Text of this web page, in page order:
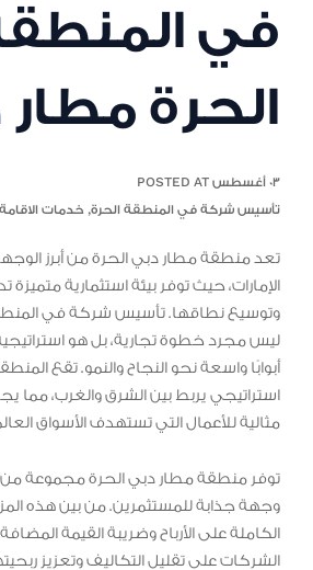
في
الحرة
٠٣ أغسطس POSTED AT
تأسيس شركة في المنطقة الحرة, خدمات
تعد منطقة مطار دبي الحرة من أبرز
الإمارات، حيث توفر بيئة استثمارية متميزة
وتوسيع نطاقها. تأسيس شركة في
ليس مجرد خطوة تجارية، بل هو
أبوابًا واسعة نحو النجاح والنمو. تقع
استراتيجي يربط بين الشرق والغرب، مما
مثالية للأعمال التي تستهدف الأسواق
توفر منطقة مطار دبي الحرة مجموعة من
وجهة جذابة للمستثمرين. من بين هذه
الكاملة على الأرباح وضريبة القيمة
الشركات على تقليل التكاليف وتعزيز